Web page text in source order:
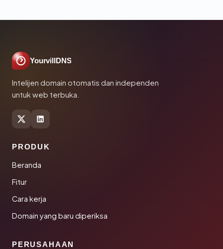
YourvillDNS
Intelijen domain otomatis dan independen
untuk web terbuka.
PRODUK
Beranda
Fitur
Cara kerja
Domain yang baru diperiksa
PERUSAHAAN